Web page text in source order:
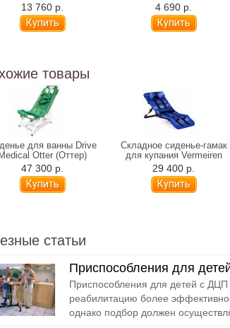
13 760 р. 4 690 р.
товары
для ванны Drive
Medical Otter (Оттер)
47 300 р.
Складное сиденье-гамак
для купания Vermeiren
Pepi
29 400 р.
статьи
Приспособления для
Приспособления для детей с
реабилитацию более
однако подбор должен